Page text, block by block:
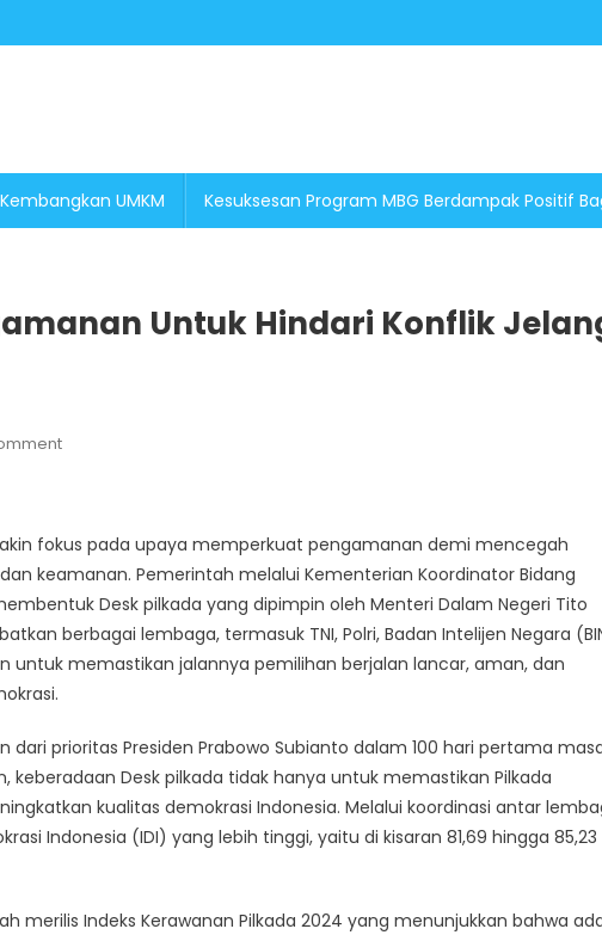
UMKM Kesuksesan Program MBG Berdampak Positif
Untuk Hindari Konflik
On
Untuk
Hindari
Konflik
Jelang
Pilkada
fokus pada upaya memperkuat pengamanan demi mencegah
keamanan. Pemerintah melalui Kementerian Koordinator Bidang
Desk pilkada yang dipimpin oleh Menteri Dalam Negeri Tito
berbagai lembaga, termasuk TNI, Polri, Badan Intelijen Negara
untuk memastikan jalannya pemilihan berjalan lancar, aman, dan
prioritas Presiden Prabowo Subianto dalam 100 hari pertama
keberadaan Desk pilkada tidak hanya untuk memastikan Pilkada
kualitas demokrasi Indonesia. Melalui koordinasi antar
Indonesia (IDI) yang lebih tinggi, yaitu di kisaran 81,69 hingga 85,23
merilis Indeks Kerawanan Pilkada 2024 yang menunjukkan bahwa